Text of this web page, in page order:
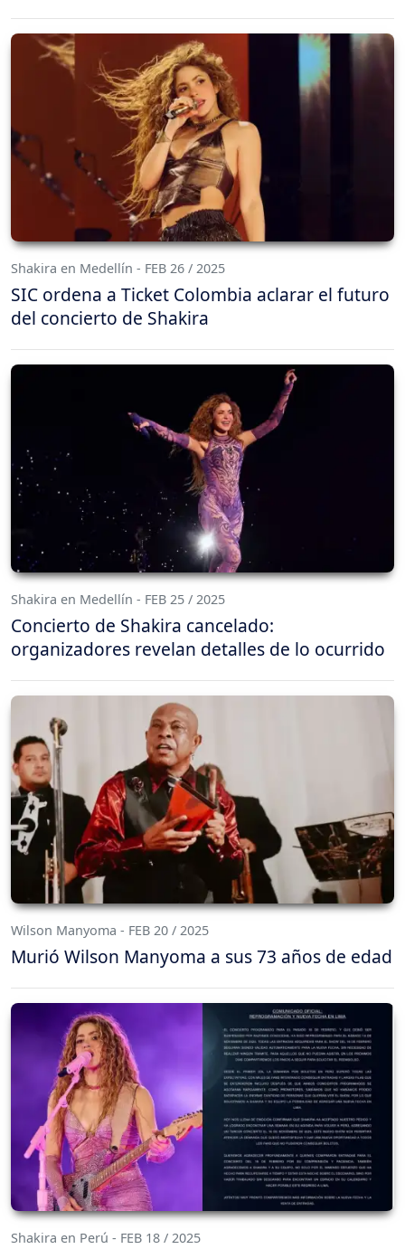
Shakira en Medellín - FEB 26 / 2025
SIC ordena a Ticket Colombia aclarar el futuro
del concierto de Shakira
Shakira en Medellín - FEB 25 / 2025
Concierto de Shakira cancelado:
organizadores revelan detalles de lo ocurrido
Wilson Manyoma - FEB 20 / 2025
Murió Wilson Manyoma a sus 73 años de edad
Shakira en Perú - FEB 18 / 2025